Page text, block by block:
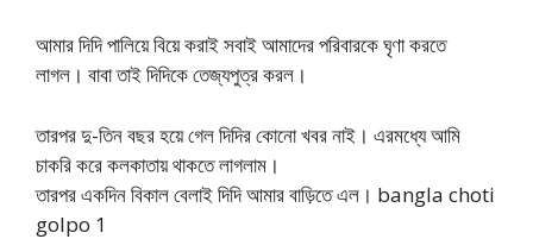
আমার দিদি পালিয়ে বিয়ে করাই সবাই আমাদের পরিবারকে ঘৃণা করতে
লাগল। বাবা তাই দিদিকে তেজ্যপুত্র করল।
তারপর দু-তিন বছর হয়ে গেল দিদির কোনো খবর নাই। এরমধ্যে আমি
চাকরি করে কলকাতায় থাকতে লাগলাম।
তারপর একদিন বিকাল বেলাই দিদি আমার বাড়িতে এল। bangla choti
golpo 1